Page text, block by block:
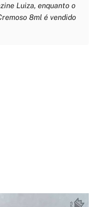
Luiza, enquanto o
8ml é vendido